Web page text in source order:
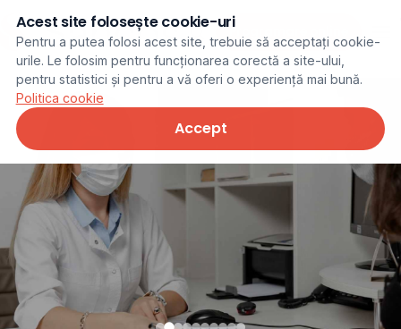
Programare online
Acest site folosește cookie-uri
Pentru a putea folosi acest site, trebuie să acceptați cookie-
urile. Le folosim pentru funcționarea corectă a site-ului,
pentru statistici și pentru a vă oferi o experiență mai bună.
Politica cookie
Accept